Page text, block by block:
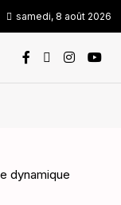
samedi, 8 août 2026
dynamique